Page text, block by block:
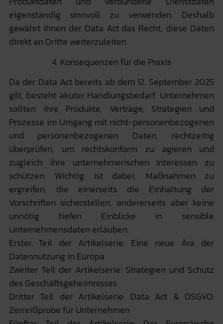
eigenständig sinnvoll zu verwenden. Deshalb
gewährt ihnen der Data Act das Recht, diese Daten
direkt an Dritte weiterzuleiten.
4. Konsequenzen für die Praxis
Da der Data Act bereits ab dem 12. September 2025
gilt, besteht akuter Handlungsbedarf. Unternehmen
sollten ihre Produkte, Verträge, Strategien und
Prozesse im Umgang mit nicht-personenbezogenen
und personenbezogenen Daten, rechtzeitig
überprüfen, um rechtskonform zu agieren und
zugleich ihre unternehmerischen Interessen zu
schützen. Wichtig ist dabei, Maßnahmen zu
ergreifen, die einerseits die Einhaltung der
Vorschriften sicherstellen, andererseits aber keine
unnötig tiefen Einblicke in sensible
Unternehmensdaten erlauben.
Erster Teil der Artikelserie: Eine neue Ära der
Datennutzung in Europa
Zweiter Teil der Artikelserie: Strategien und Schutz
des Geschäftsgeheimnisses
Dritter Teil der Artikelserie: Data Act & DSGVO:
Zerreißprobe für Unternehmen